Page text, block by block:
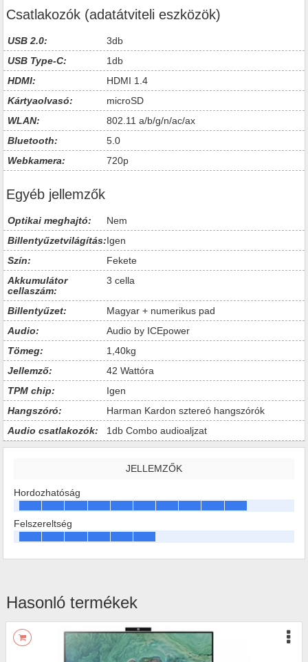
Csatlakozók (adatátviteli eszközök)
USB 2.0:
3db
USB Type-C:
1db
HDMI:
HDMI 1.4
Kártyaolvasó:
microSD
WLAN:
802.11 a/b/g/n/ac/ax
Bluetooth:
5.0
Webkamera:
720p
Egyéb jellemzők
Optikai meghajtó:
Nem
Billentyűzetvilágítás:Igen
Szín:
Fekete
Akkumulátor
cellaszám:
3 cella
Billentyűzet:
Magyar + numerikus pad
Audio:
Audio by ICEpower
Tömeg:
1,40kg
Jellemző:
42 Wattóra
TPM chip:
Igen
Hangszóró:
Harman Kardon sztereó hangszórók
Audio csatlakozók:
1db Combo audioaljzat
JELLEMZŐK
Hordozhatóság
Felszereltség
Hasonló termékek